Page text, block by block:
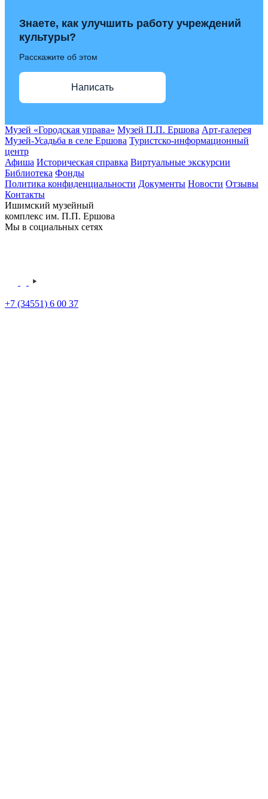
Знаете, как улучшить работу учреждений
культуры?
Расскажите об этом
Написать
Музей «Городская управа» Музей П.П. Ершова Арт-галерея
Музей-Усадьба в селе Ершова Туристско-информационный
центр
Афиша Историческая справка Виртуальные экскурсии
Библиотека Фонды
Политика конфиденциальности Документы Новости Отзывы
Контакты
Ишимский музейный
комплекс им. П.П. Ершова
Мы в социальных сетях
+7 (34551) 6 00 37